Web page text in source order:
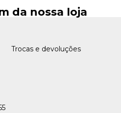
da nossa loja
Trocas e devoluções